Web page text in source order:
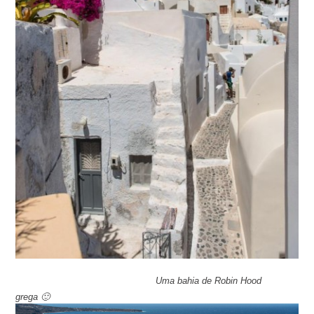
Uma bahia de Robin Hood
grega 🙂